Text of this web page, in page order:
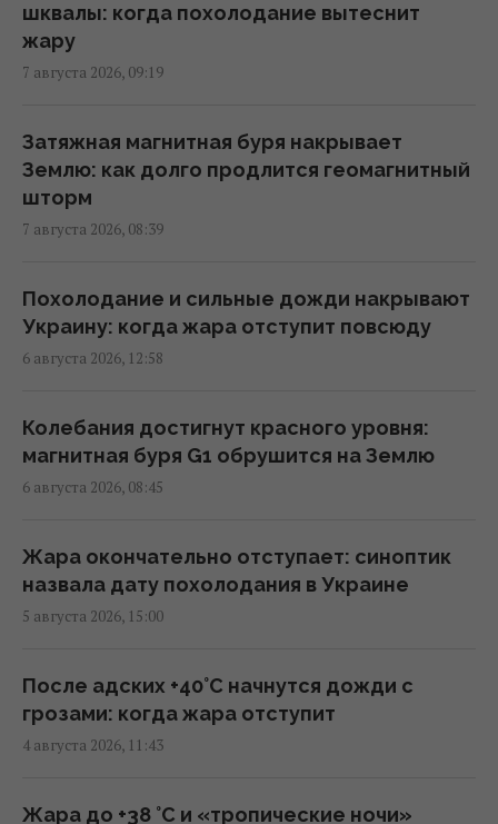
США сделали неутешительный прогноз по
экспорту украинского зерна: Bloomberg
Сенат США одобрил законопроект об
"адских санкций" против РФ
Украинский вопрос разделил Италию
пополам, – Politico
Навроцкий заявил о поддержке
украинской армии, но вспомнил о "флагах
Дебаты по Украине свидетельствуют, что
Более трети поляков недовольны
шквалы: когда похолодание вытеснит
жару
7 августа 2026, 09:19
Затяжная магнитная буря накрывает
Землю: как долго продлится геомагнитный
шторм
7 августа 2026, 08:39
Похолодание и сильные дожди накрывают
Украину: когда жара отступит повсюду
6 августа 2026, 12:58
Колебания достигнут красного уровня:
магнитная буря G1 обрушится на Землю
6 августа 2026, 08:45
Жара окончательно отступает: синоптик
назвала дату похолодания в Украине
5 августа 2026, 15:00
После адских +40°C начнутся дожди с
грозами: когда жара отступит
4 августа 2026, 11:43
Жара до +38 °С и «тропические ночи»